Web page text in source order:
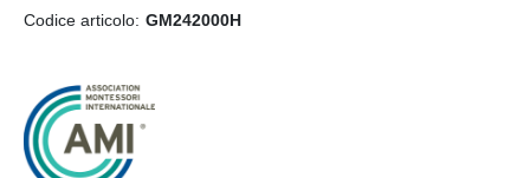
Codice articolo: GM242000H